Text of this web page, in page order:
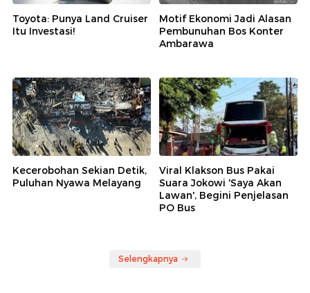
Toyota: Punya Land Cruiser
Itu Investasi!
Motif Ekonomi Jadi Alasan
Pembunuhan Bos Konter
Ambarawa
Kecerobohan Sekian Detik,
Puluhan Nyawa Melayang
Viral Klakson Bus Pakai
Suara Jokowi 'Saya Akan
Lawan', Begini Penjelasan
PO Bus
Selengkapnya